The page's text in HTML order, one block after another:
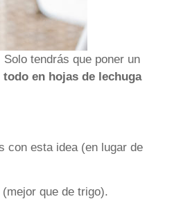
tendrás que poner un
todo en hojas de lechuga
esta idea (en lugar de
(mejor que de trigo).